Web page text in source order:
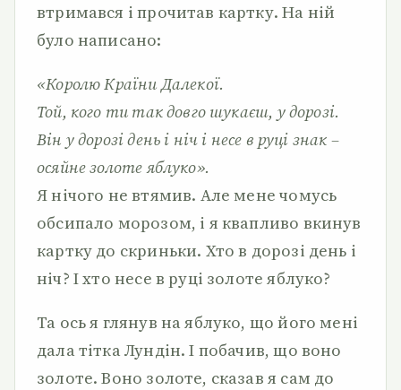
втримався і прочитав картку. На ній
було написано:
«Королю Країни Далекої.
Той, кого ти так довго шукаєш, у дорозі.
Він у дорозі день і ніч і несе в руці знак –
осяйне золоте яблуко».
Я нічого не втямив. Але мене чомусь
обсипало морозом, і я квапливо вкинув
картку до скриньки. Хто в дорозі день і
ніч? І хто несе в руці золоте яблуко?
Та ось я глянув на яблуко, що його мені
дала тітка Лундін. І побачив, що воно
золоте. Воно золоте, сказав я сам до